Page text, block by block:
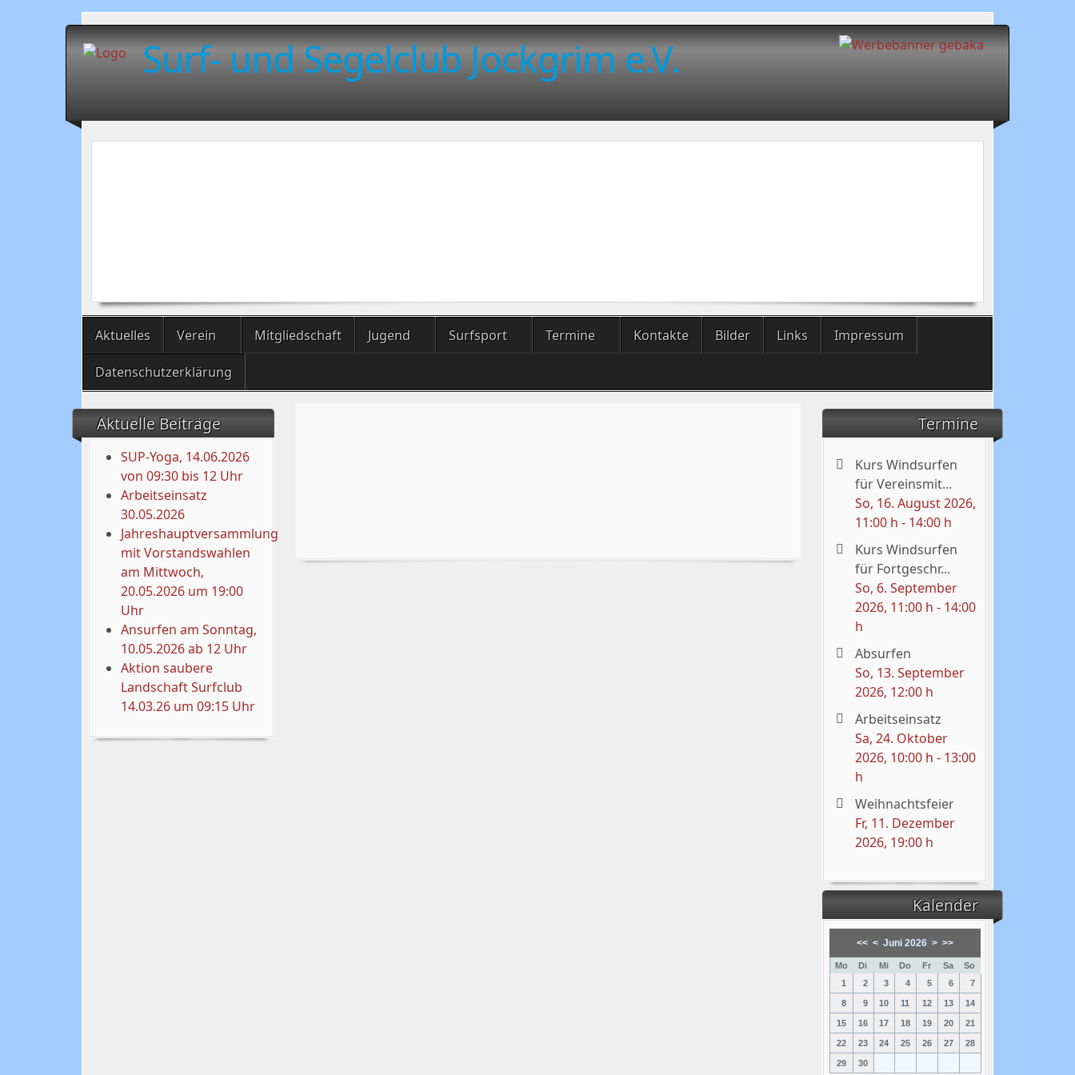
Surf- und Segelclub Jockgrim e.V.
Aktuelles Verein Mitgliedschaft Jugend Surfsport Termine Kontakte Bilder Links Impressum
Datenschutzerklärung
Aktuelle Beiträge
SUP-Yoga, 14.06.2026
von 09:30 bis 12 Uhr
Arbeitseinsatz
30.05.2026
Jahreshauptversammlung
mit Vorstandswahlen
am Mittwoch,
20.05.2026 um 19:00
Uhr
Ansurfen am Sonntag,
10.05.2026 ab 12 Uhr
Aktion saubere
Landschaft Surfclub
14.03.26 um 09:15 Uhr
Termine
Kurs Windsurfen
für Vereinsmit...
So, 16. August 2026,
11:00 h - 14:00 h
Kurs Windsurfen
für Fortgeschr...
So, 6. September
2026, 11:00 h - 14:00
h
Absurfen
So, 13. September
2026, 12:00 h
Arbeitseinsatz
Sa, 24. Oktober
2026, 10:00 h - 13:00
h
Weihnachtsfeier
Fr, 11. Dezember
2026, 19:00 h
Kalender
<< < Juni 2026 > >>
Mo Di Mi Do Fr Sa
So
1
2 3 4 5 6 7
8 9 10 11 12 13 14
15 16 17 18 19 20 21
22 23 24 25 26 27 28
29 30